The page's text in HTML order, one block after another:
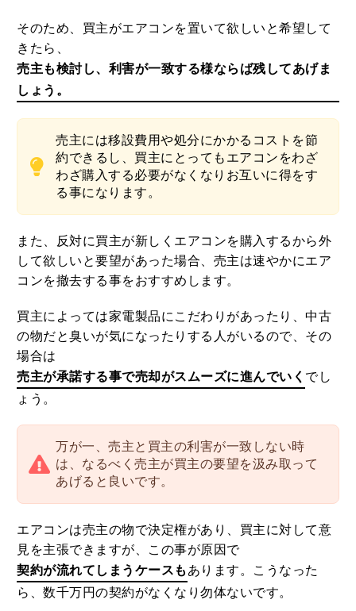
そのため、買主がエアコンを置いて欲しいと希望して
きたら、
売主も検討し、利害が一致する様ならば残してあげま
しょう。
売主には移設費用や処分にかかるコストを節
約できるし、買主にとってもエアコンをわざ
わざ購入する必要がなくなりお互いに得をす
る事になります。
また、反対に買主が新しくエアコンを購入するから外
して欲しいと要望があった場合、売主は速やかにエア
コンを撤去する事をおすすめします。
買主によっては家電製品にこだわりがあったり、中古
の物だと臭いが気になったりする人がいるので、その
場合は
売主が承諾する事で売却がスムーズに進んでいく でし
ょう。
万が一、売主と買主の利害が一致しない時
は、なるべく売主が買主の要望を汲み取って
あげると良いです。
エアコンは売主の物で決定権があり、買主に対して意
見を主張できますが、この事が原因で
契約が流れてしまうケースも あります。こうなった
ら、数千万円の契約がなくなり勿体ないです。